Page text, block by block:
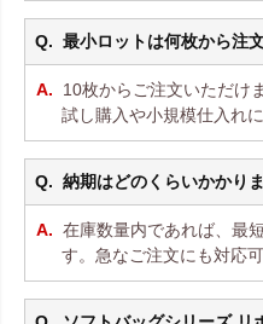
最小ロットは何枚から注
10枚からご注文いただけ
試し購入や小規模仕入れに
納期はどのくらいかかり
在庫数量内であれば、最
す。急なご注文にも対応可